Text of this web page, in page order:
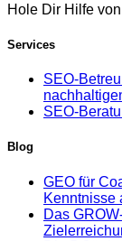
Hole Dir Hilfe
Services
SEO-
SEO-
Blog
GEO für
Kenntnisse
Das